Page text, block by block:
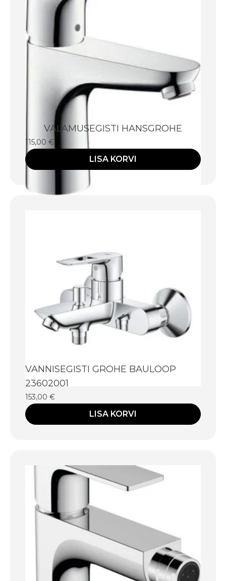
VALAMUSEGISTI HANSGROHE
115,00 €
LISA KORVI
VANNISEGISTI GROHE BAULOOP
23602001
153,00 €
LISA KORVI